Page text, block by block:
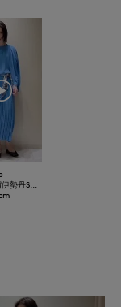
勢丹SUPERIOR CLOSET